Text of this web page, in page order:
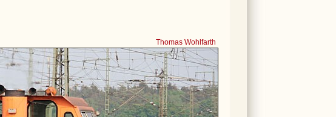
Thomas Wohlfarth